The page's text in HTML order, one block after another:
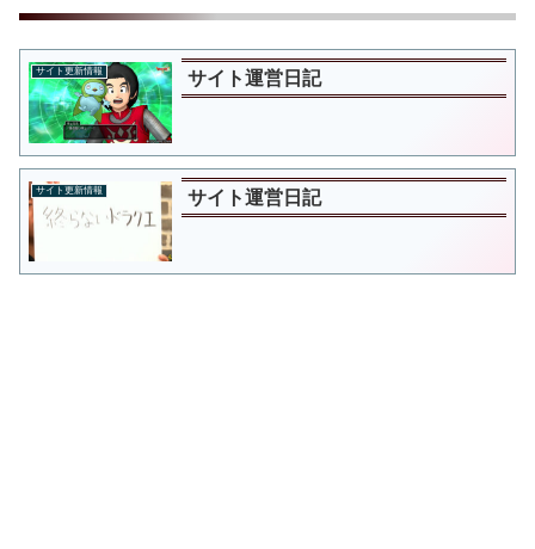
サイト更新情報 サイト運営日記
サイト更新情報 サイト運営日記